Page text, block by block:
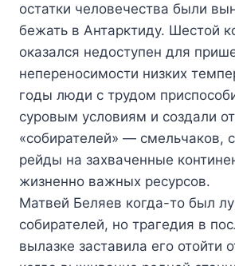
остатки человечества были
бежать в Антарктиду. Шестой
оказался недоступен для
непереносимости низких
годы люди с трудом
суровым условиям и создали
«собирателей» — смельчаков,
рейды на захваченные
жизненно важных ресурсов.
Матвей Беляев когда-то был
собирателей, но трагедия в
вылазке заставила его отойти